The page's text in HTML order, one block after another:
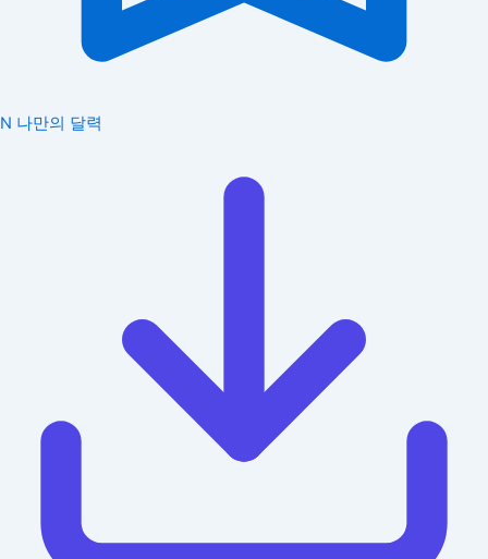
N 나만의 달력